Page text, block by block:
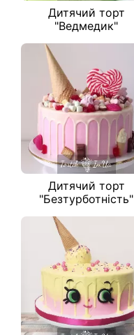
Дитячий торт
"Ведмедик"
Дитячий торт
"Безтурботність"